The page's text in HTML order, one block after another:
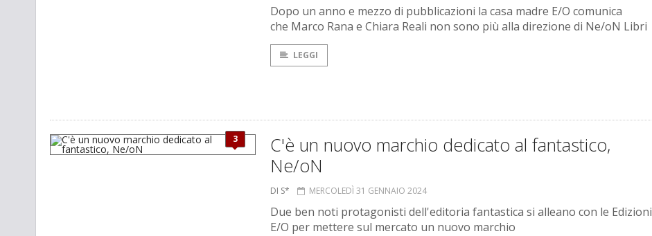
Dopo un anno e mezzo di pubblicazioni la casa madre E/O comunica
che Marco Rana e Chiara Reali non sono più alla direzione di Ne/oN Libri
LEGGI
3
C'è un nuovo marchio dedicato al fantastico,
Ne/oN
DI S* MERCOLEDÌ 31 GENNAIO 2024
Due ben noti protagonisti dell'editoria fantastica si alleano con le Edizioni
E/O per mettere sul mercato un nuovo marchio